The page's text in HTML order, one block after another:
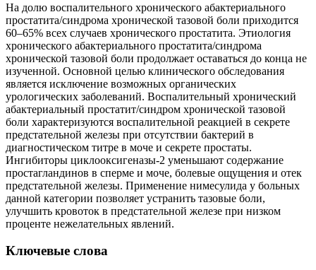
На долю воспалительного хронического абактериального
простатита/синдрома хронической тазовой боли приходится
60–65% всех случаев хронического простатита. Этиология
хронического абактериального простатита/синдрома
хронической тазовой боли продолжает оставаться до конца не
изученной. Основной целью клинического обследования
является исключение возможных органических
урологических заболеваний. Воспалительный хронический
абактериальный простатит/синдром хронической тазовой
боли характеризуются воспалительной реакцией в секрете
предстательной железы при отсутствии бактерий в
диагностическом титре в моче и секрете простаты.
Ингибиторы циклооксигеназы-2 уменьшают содержание
простагландинов в сперме и моче, болевые ощущения и отек
предстательной железы. Применение нимесулида у больных
данной категории позволяет устранить тазовые боли,
улучшить кровоток в предстательной железе при низком
проценте нежелательных явлений.
Ключевые слова